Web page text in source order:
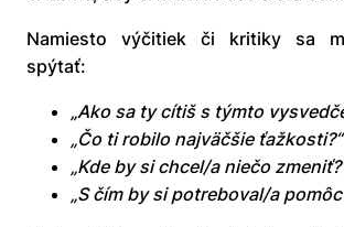
Namiesto výčitiek či kritiky sa
spýtať:
„Ako sa ty cítiš s týmto
„Čo ti robilo najväčšie ťažkosti?“
„Kde by si chcel/a niečo
„S čím by si potreboval/a